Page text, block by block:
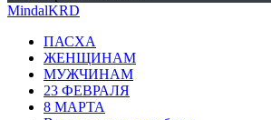
MindalKRD
ПАСХА
ЖЕНЩИНАМ
МУЖЧИНАМ
23 ФЕВРАЛЯ
8 МАРТА